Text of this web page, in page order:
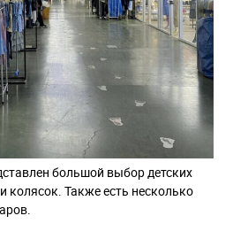
большой выбор детских
колясок. Также есть несколько